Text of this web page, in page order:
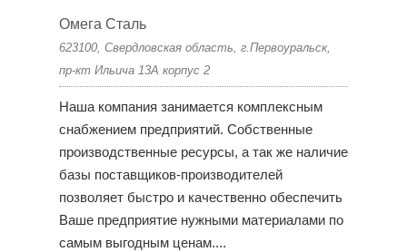
Омега Сталь
623100, Свердловская область, г.Первоуральск,
пр-кт Ильича 13А корпус 2
Наша компания занимается комплексным
снабжением предприятий. Собственные
производственные ресурсы, а так же наличие
базы поставщиков-производителей
позволяет быстро и качественно обеспечить
Ваше предприятие нужными материалами по
самым выгодным ценам....